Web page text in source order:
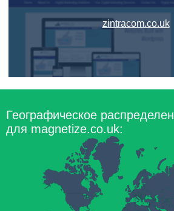
zintracom.co.uk
Географическое
для magnetize.co.uk: